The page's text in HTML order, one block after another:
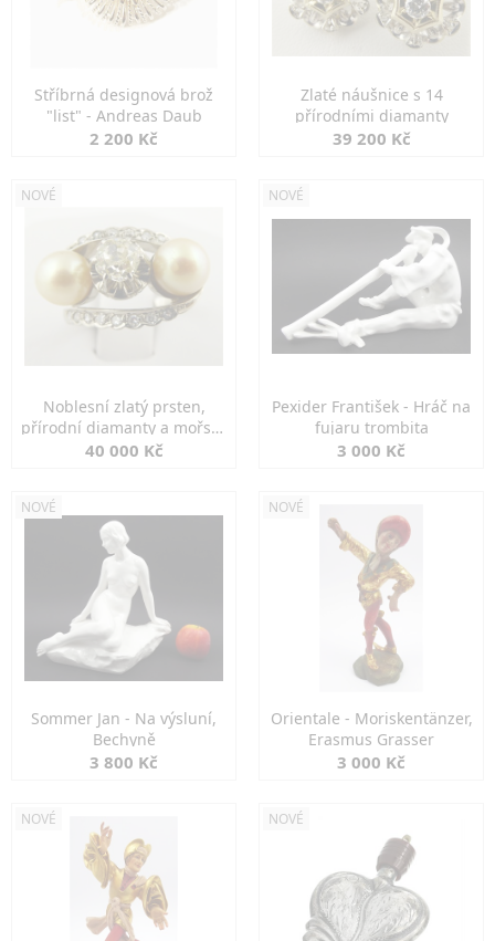
Stříbrná designová brož
"list" - Andreas Daub
2 200 Kč
Zlaté náušnice s 14
přírodními diamanty
39 200 Kč
NOVÉ
Noblesní zlatý prsten,
přírodní diamanty a mořské
perly
40 000 Kč
NOVÉ
Pexider František - Hráč na
fujaru trombita
3 000 Kč
NOVÉ
Sommer Jan - Na výsluní,
Bechyně
3 800 Kč
NOVÉ
Orientale - Moriskentänzer,
Erasmus Grasser
3 000 Kč
NOVÉ NOVÉ